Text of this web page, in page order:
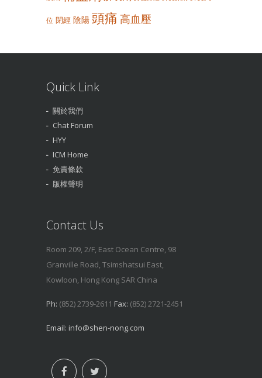
位 閉經 陰陽 頭痛 高血壓
Quick Link
關於我們
Chat Forum
HYY
ICM Home
免責條款
版權聲明
Contact Us
Room 209, 2/F, East Ocean Centre, 98
Granville Road, Tsimshatsui East,
Kowloon, Hong Kong SAR China
Ph: (852) 2739-2611 Fax: (852) 2721-2451
Email: info@shen-nong.com